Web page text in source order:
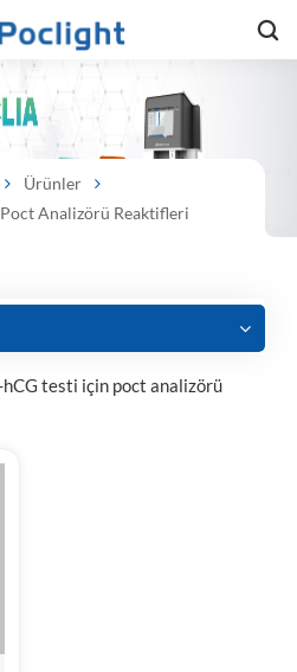
Ürünler
Analizörü Reaktifleri
testi için poct analizörü